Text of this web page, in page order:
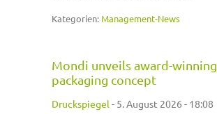
Kategorien: Management-News
Mondi unveils award-winning
packaging concept
Druckspiegel - 5. August 2026 - 18:08